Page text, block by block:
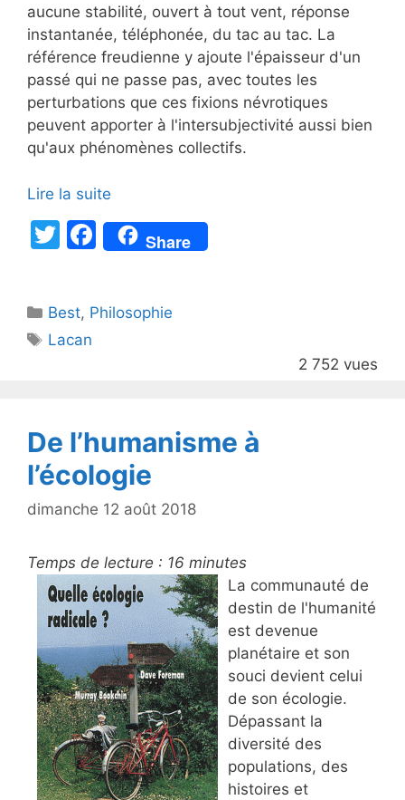
aucune stabilité, ouvert à tout vent, réponse
instantanée, téléphonée, du tac au tac. La
référence freudienne y ajoute l'épaisseur d'un
passé qui ne passe pas, avec toutes les
perturbations que ces fixions névrotiques
peuvent apporter à l'intersubjectivité aussi bien
qu'aux phénomènes collectifs.
Lire la suite
T
er
F
a
e
k
Share
Catégories
Best, Philosophie
Étiquettes
Lacan
2 752 vues
De l’humanisme à
l’écologie
dimanche 12 août 2018
Temps de lecture : 16 minutes
La communauté de
destin de l'humanité
est devenue
planétaire et son
souci devient celui
de son écologie.
Dépassant la
diversité des
populations, des
histoires et